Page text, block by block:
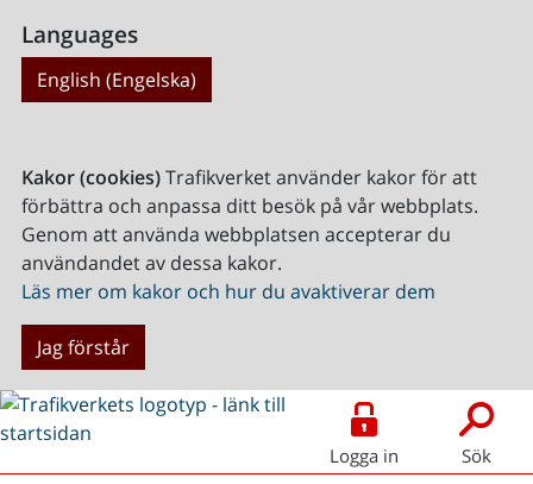
Languages
English (Engelska)
Kakor (cookies)Trafikverket använder kakor för att
förbättra och anpassa ditt besök på vår webbplats.
Genom att använda webbplatsen accepterar du
användandet av dessa kakor.
Läs mer om kakor och hur du avaktiverar dem
Jag förstår
Logga in Sök